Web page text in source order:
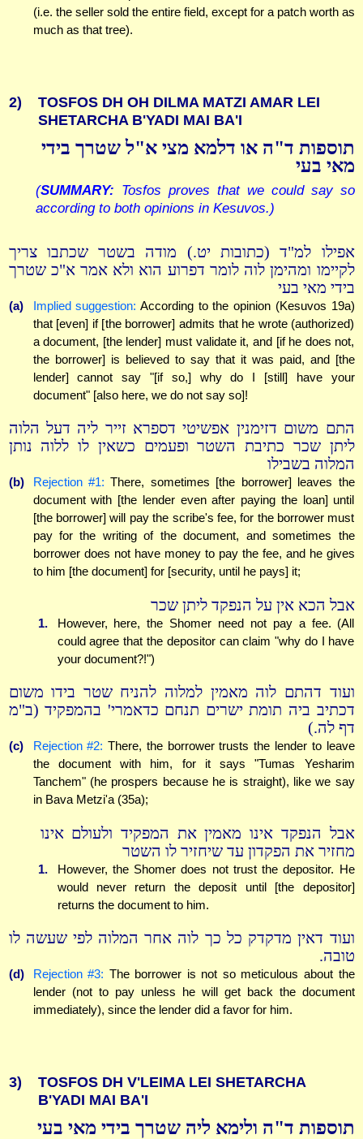
(i.e. the seller sold the entire field, except for a patch worth as
much as that tree).
2)
TOSFOS DH OH DILMA MATZI AMAR LEI
SHETARCHA B'YADI MAI BA'I
תוספות ד"ה או דלמא מצי א"ל שטרך בידי
מאי בעי
(SUMMARY: Tosfos proves that we could say so
according to both opinions in Kesuvos.)
אפילו למ"ד (כתובות יט.) מודה בשטר שכתבו צריך
לקיימו ומהימן לוה לומר דפרוע הוא ולא אמר א"כ שטרך
בידי מאי בעי
(a) Implied suggestion: According to the opinion (Kesuvos 19a)
that [even] if [the borrower] admits that he wrote (authorized)
a document, [the lender] must validate it, and [if he does not,
the borrower] is believed to say that it was paid, and [the
lender] cannot say "[if so,] why do I [still] have your
document" [also here, we do not say so]!
התם משום דזימנין אפשיטי דספרא זייר ליה דעל הלוה
ליתן שכר כתיבת השטר ופעמים כשאין לו ללוה נותן
המלוה בשבילו
(b) Rejection #1: There, sometimes [the borrower] leaves the
document with [the lender even after paying the loan] until
[the borrower] will pay the scribe's fee, for the borrower must
pay for the writing of the document, and sometimes the
borrower does not have money to pay the fee, and he gives
to him [the document] for [security, until he pays] it;
אבל הכא אין על הנפקד ליתן שכר
1.
However, here, the Shomer need not pay a fee. (All
could agree that the depositor can claim "why do I have
your document?!")
ועוד דהתם לוה מאמין למלוה להניח שטר בידו משום
דכתיב ביה תומת ישרים תנחם כדאמרי' בהמפקיד (ב"מ
דף לה.)
(c) Rejection #2: There, the borrower trusts the lender to leave
the document with him, for it says "Tumas Yesharim
Tanchem" (he prospers because he is straight), like we say
in Bava Metzi'a (35a);
אבל הנפקד אינו מאמין את המפקיד ולעולם אינו
מחזיר את הפקדון עד שיחזיר לו השטר
1.
However, the Shomer does not trust the depositor. He
would never return the deposit until [the depositor]
returns the document to him.
ועוד דאין מדקדק כל כך לוה אחר המלוה לפי שעשה לו
טובה.
(d) Rejection #3: The borrower is not so meticulous about the
lender (not to pay unless he will get back the document
immediately), since the lender did a favor for him.
3)
TOSFOS DH V'LEIMA LEI SHETARCHA
B'YADI MAI BA'I
תוספות ד"ה ולימא ליה שטרך בידי מאי בעי